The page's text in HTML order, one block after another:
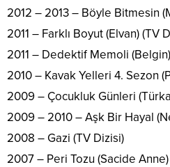
2012 – 2013 – Böyle Bitmesin
2011 – Farklı Boyut (Elvan) (TV
2011 – Dedektif Memoli
2010 – Kavak Yelleri 4. Sezon
2009 – Çocukluk Günleri
2009 – 2010 – Aşk Bir Hayal
2008 – Gazi (TV Dizisi)
2007 – Peri Tozu (Sacide